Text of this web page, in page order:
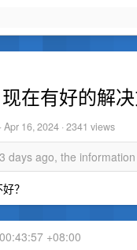
在有好的解决
·Apr 16, 2024 · 2341 views
days ago, the
？
+08:00